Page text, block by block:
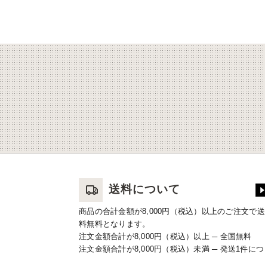
送料について
商品の合計金額が8,000円（税込）以上のご注文で送
料無料となります。
注文金額合計が8,000円（税込）以上 ─ 全国無料
注文金額合計が8,000円（税込）未満 ─ 発送1件につ